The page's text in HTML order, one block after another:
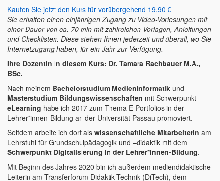
Kaufen Sie jetzt den Kurs für vorübergehend 19,90 €
Sie erhalten einen einjährigen Zugang zu Video-Vorlesungen mit
einer Dauer von ca. 70 min mit zahlreichen Vorlagen, Anleitungen
und Checklisten. Diese stehen Ihnen jederzeit und überall, wo Sie
Internetzugang haben, für ein Jahr zur Verfügung.
Ihre Dozentin in diesem Kurs: Dr. Tamara Rachbauer M.A.,
BSc.
Nach meinem Bachelorstudium Medieninformatik und
Masterstudium Bildungswissenschaften mit Schwerpunkt
eLearning habe ich 2017 zum Thema E-Portfolios in der
Lehrer*innen-Bildung an der Universität Passau promoviert.
Seitdem arbeite ich dort als wissenschaftliche Mitarbeiterin am
Lehrstuhl für Grundschulpädagogik und –didaktik mit dem
Schwerpunkt Digitalisierung in der Lehrer*innen-Bildung.
Mit Beginn des Jahres 2020 bin ich außerdem mediendidaktische
Leiterin am Transferforum Didaktik-Technik (DiTech), dem